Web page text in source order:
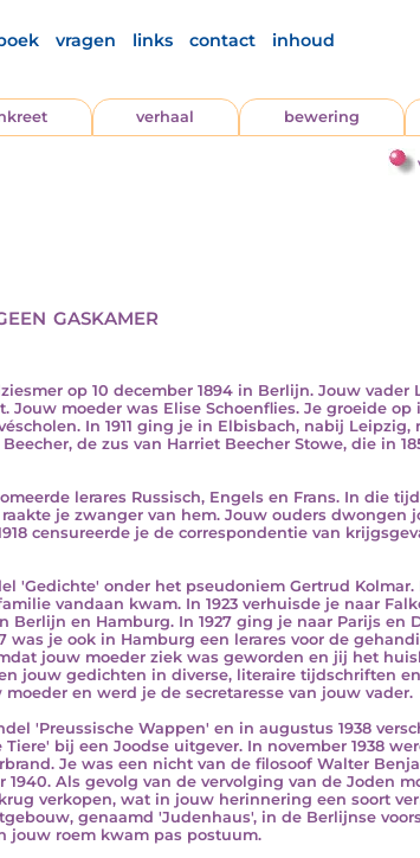
vragen links contact inhoud
verhaal bewering
gaskamer
op 10 december 1894 in Berlijn. Jouw vader
Jouw moeder was Elise Schoenflies. Je groeide
In 1911 ging je in Elbisbach, nabij Leipzig,
de zus van Harriet Beecher Stowe, die in
lerares Russisch, Engels en Frans. In die
je zwanger van hem. Jouw ouders dwongen
censureerde je de correspondentie van
'Gedichte' onder het pseudoniem Gertrud
vandaan kwam. In 1923 verhuisde je naar
en Hamburg. In 1927 ging je naar Parijs en
was je ook in Hamburg een lerares voor de
jouw moeder ziek was geworden en jij het
jouw gedichten in diverse, literaire tijdschriften
en werd je de secretaresse van jouw vader.
'Preussische Wappen' en in augustus 1938
bij een Joodse uitgever. In november 1938
Je was een nicht van de filosoof Walter
Als gevolg van de vervolging van de Joden
verkopen, wat in jouw herinnering een soort
genaamd 'Judenhaus', in de Berlijnse
jouw roem kwam pas postuum.